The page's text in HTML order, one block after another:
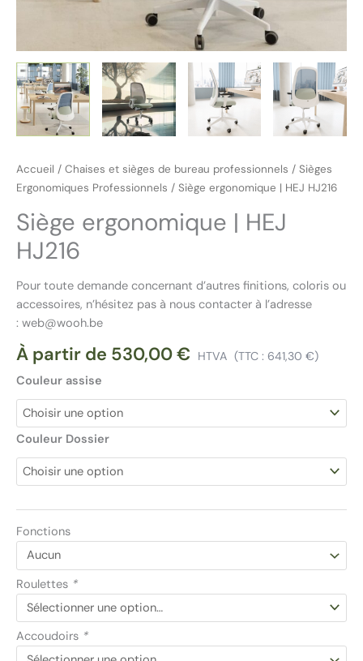
Accueil / Chaises et sièges de bureau professionnels / Sièges
Ergonomiques Professionnels / Siège ergonomique | HEJ HJ216
Siège ergonomique | HEJ
HJ216
Pour toute demande concernant d’autres finitions, coloris ou
accessoires, n’hésitez pas à nous contacter à l’adresse
: web@wooh.be
À partir de 530,00€ HTVA (TTC : 641,30 €)
Couleur assise
Couleur Dossier
Fonctions
Roulettes *
Accoudoirs *